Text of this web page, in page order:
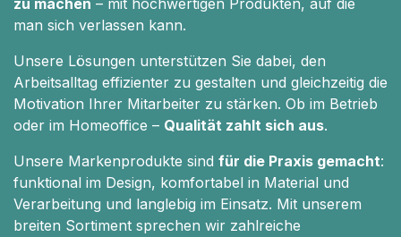
zu machen – mit hochwertigen Produkten, auf die
man sich verlassen kann.
Unsere Lösungen unterstützen Sie dabei, den
Arbeitsalltag effizienter zu gestalten und gleichzeitig die
Motivation Ihrer Mitarbeiter zu stärken. Ob im Betrieb
oder im Homeoffice – Qualität zahlt sich aus.
Unsere Markenprodukte sind für die Praxis gemacht:
funktional im Design, komfortabel in Material und
Verarbeitung und langlebig im Einsatz. Mit unserem
breiten Sortiment sprechen wir zahlreiche